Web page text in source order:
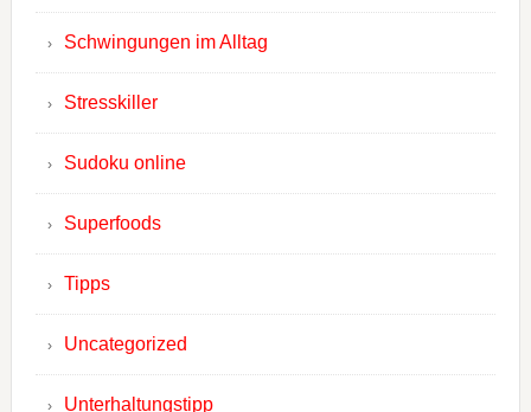
Schwingungen im Alltag
Stresskiller
Sudoku online
Superfoods
Tipps
Uncategorized
Unterhaltungstipp